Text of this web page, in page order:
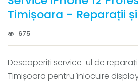
Timișoara - Reparații
675
Descoperiți service-ul de
Timișoara pentru înlocuire